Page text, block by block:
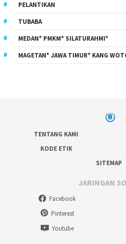
PELANTIKAN
TUBABA
MEDAN* PMKM* SILATURAHMI*
MAGETAN* JAWA TIMUR* KANG
TENTANG KAMI
KODE ETIK
SITEMAP
JARINGAN
Facebook
Pinterest
Youtube